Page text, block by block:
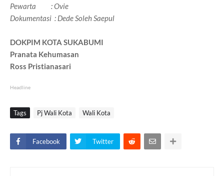
Pewarta : Ovie
Dokumentasi : Dede Soleh Saepul
DOKPIM KOTA SUKABUMI
Pranata Kehumasan
Ross Pristianasari
Headline
Tags Pj Wali Kota Wali Kota
Facebook Twitter